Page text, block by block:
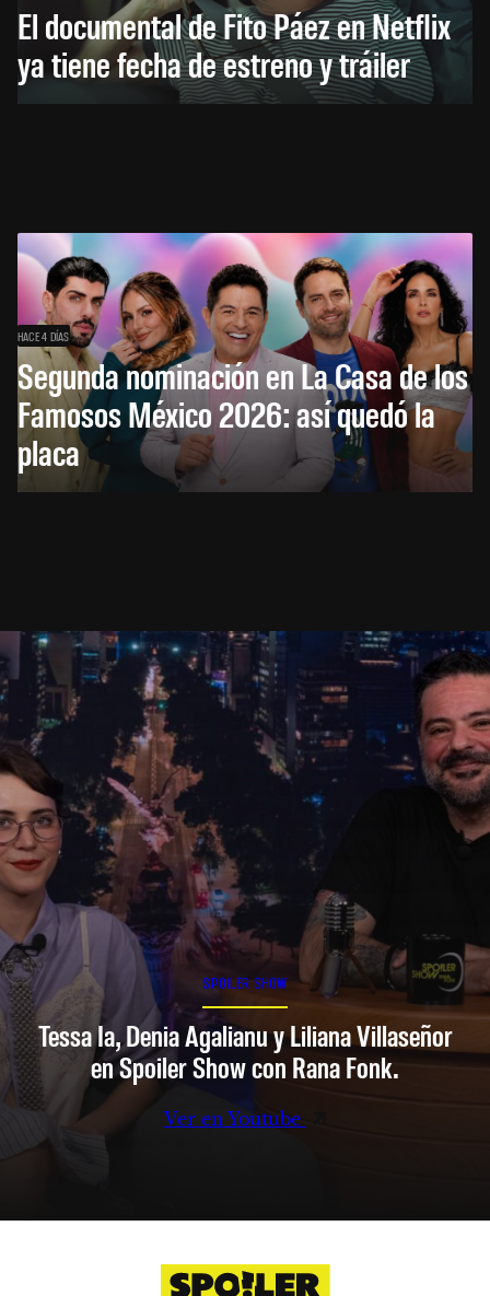
El documental de Fito Páez en Netflix
ya tiene fecha de estreno y tráiler
HACE 4 DÍAS
Segunda nominación en La Casa de los
Famosos México 2026: así quedó la
placa
SPOILER SHOW
Tessa Ia, Denia Agalianu y Liliana Villaseñor
en Spoiler Show con Rana Fonk.
Ver en Youtube